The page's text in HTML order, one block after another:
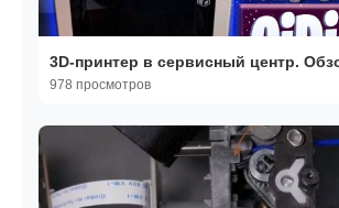
3D-принтер в сервисный центр.
978 просмотров